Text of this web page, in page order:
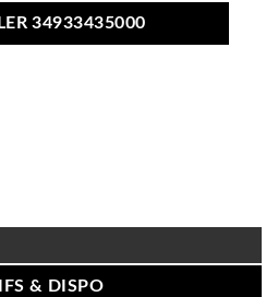
34933435000
& DISPO